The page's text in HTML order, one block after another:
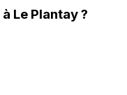
à Le Plantay?